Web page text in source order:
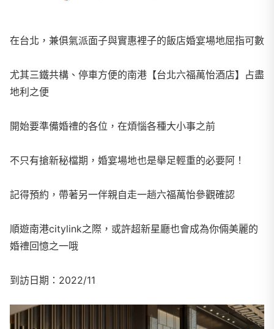
在台北，兼俱氣派面子與實惠裡子的飯店婚宴場地屈指可數
尤其三鐵共構、停車方便的南港【台北六福萬怡酒店】占盡
地利之便
開始要準備婚禮的各位，在煩惱各種大小事之前
不只有搶新秘檔期，婚宴場地也是舉足輕重的必要阿！
記得預約，帶著另一伴親自走一趟六福萬怡參觀確認
順遊南港citylink之際，或許超新星廳也會成為你倆美麗的
婚禮回憶之一哦
到訪日期：2022/11